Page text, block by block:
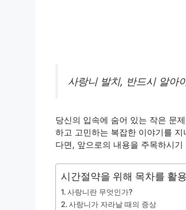
사랑니 발치, 반드시 알아
당신의 입속에 숨어 있는 작은 문
하고 고민하는 복잡한 이야기를
다면, 앞으로의 내용을 주목하시기
시간절약을 위해 목차를 활
사랑니란 무엇인가?
사랑니가 자라날 때의 증상